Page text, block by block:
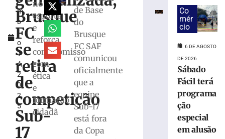
m
b
r
o
1
4,
2
0
2
5
Brusque
FC
se
retira
de
competição
Sub-
17
no
esporte
e
reforça
compromisso
com
ética
e
formação
cidadã
de Base
do
Brusque
FC SAF
comunicou
oficialmente
que a
equipe
Sub-17
está fora
da Copa
Grêmio
quartas
Copa
Brasil
Co
mér
cio
6 DE AGOSTO
DE 2026
Sábado
Fácil terá
programa
ção
especial
em alusão